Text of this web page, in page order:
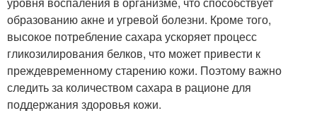
образованию акне и угревой болезни. Кроме того,
высокое потребление сахара ускоряет процесс
гликозилирования белков, что может привести к
преждевременному старению кожи. Поэтому важно
следить за количеством сахара в рационе для
поддержания здоровья кожи.